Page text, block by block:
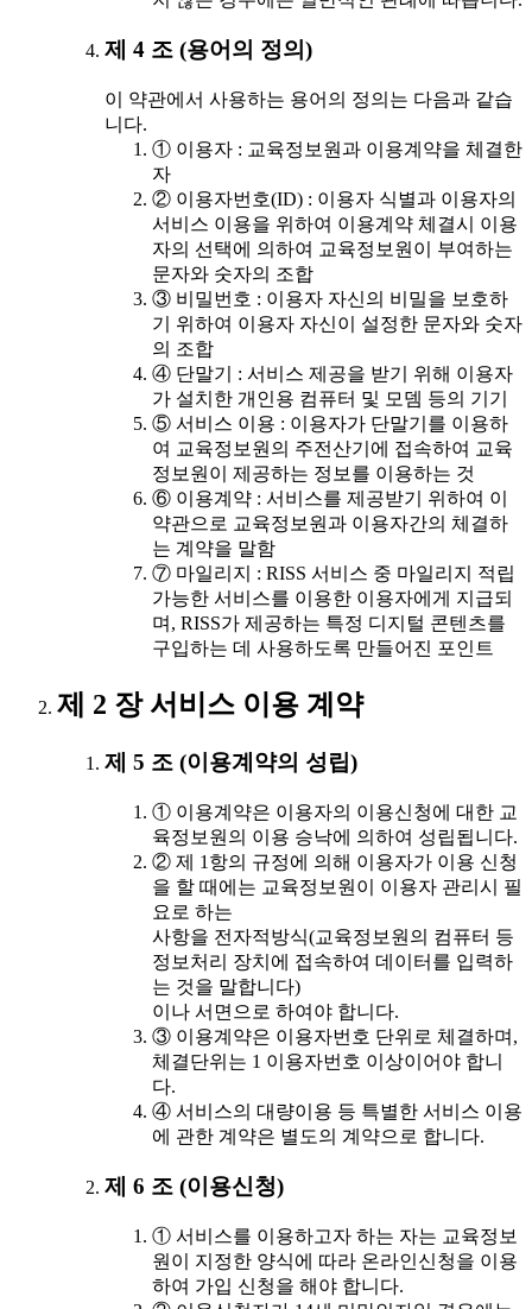
제 4 조 (용어의 정의)
이 약관에서 사용하는 용어의 정의는 다음과 같습
니다.
① 이용자 : 교육정보원과 이용계약을 체결한
자
② 이용자번호(ID) : 이용자 식별과 이용자의
서비스 이용을 위하여 이용계약 체결시 이용
자의 선택에 의하여 교육정보원이 부여하는
문자와 숫자의 조합
③ 비밀번호 : 이용자 자신의 비밀을 보호하
기 위하여 이용자 자신이 설정한 문자와 숫자
의 조합
④ 단말기 : 서비스 제공을 받기 위해 이용자
가 설치한 개인용 컴퓨터 및 모뎀 등의 기기
⑤ 서비스 이용 : 이용자가 단말기를 이용하
여 교육정보원의 주전산기에 접속하여 교육
정보원이 제공하는 정보를 이용하는 것
⑥ 이용계약 : 서비스를 제공받기 위하여 이
약관으로 교육정보원과 이용자간의 체결하
는 계약을 말함
⑦ 마일리지 : RISS 서비스 중 마일리지 적립
가능한 서비스를 이용한 이용자에게 지급되
며, RISS가 제공하는 특정 디지털 콘텐츠를
구입하는 데 사용하도록 만들어진 포인트
제 2 장 서비스 이용 계약
제 5 조 (이용계약의 성립)
① 이용계약은 이용자의 이용신청에 대한 교
육정보원의 이용 승낙에 의하여 성립됩니다.
② 제 1항의 규정에 의해 이용자가 이용 신청
을 할 때에는 교육정보원이 이용자 관리시 필
요로 하는
사항을 전자적방식(교육정보원의 컴퓨터 등
정보처리 장치에 접속하여 데이터를 입력하
는 것을 말합니다)
이나 서면으로 하여야 합니다.
③ 이용계약은 이용자번호 단위로 체결하며,
체결단위는 1 이용자번호 이상이어야 합니
다.
④ 서비스의 대량이용 등 특별한 서비스 이용
에 관한 계약은 별도의 계약으로 합니다.
제 6 조 (이용신청)
① 서비스를 이용하고자 하는 자는 교육정보
원이 지정한 양식에 따라 온라인신청을 이용
하여 가입 신청을 해야 합니다.